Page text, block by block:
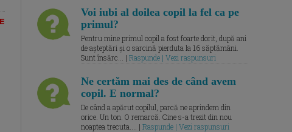
Voi iubi al doilea copil la fel ca pe
primul?
Pentru mine primul copil a fost foarte dorit, după ani
de așteptări și o sarcină pierduta la 16 săptămâni.
Sunt însărc... | Raspunde | Vezi raspunsuri
Ne certăm mai des de când avem
copil. E normal?
De când a apărut copilul, parcă ne aprindem din
orice. Un ton. O remarcă. Cine s-a trezit din nou
noaptea trecuta.... | Raspunde | Vezi raspunsuri